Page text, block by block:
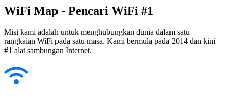
WiFi Map - Pencari WiFi #1
Misi kami adalah untuk menghubungkan dunia dalam satu
rangkaian WiFi pada satu masa. Kami bermula pada 2014 dan kini
#1 alat sambungan Internet.